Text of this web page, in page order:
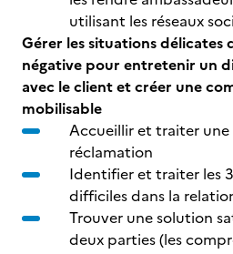
utilisant les réseaux
Gérer les situations délicates
négative pour entretenir un
avec le client et créer une
mobilisable
Accueillir et traiter
réclamation
Identifier et traiter les
difficiles dans la
Trouver une solution
deux parties (les